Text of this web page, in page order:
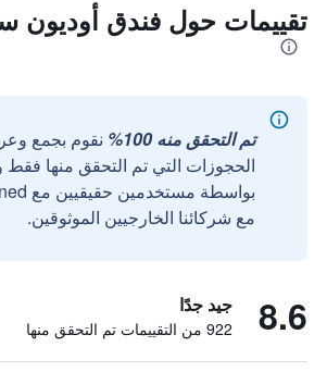
تقييمات حول فندق أوديون
تم التحقق منه 100%
نقوم بجمع
الحجوزات التي تم التحقق منها فقط
مع شركائنا الخارجيين الموثوقين.
8.6 جيد جدًا
922 من التقييمات تم التحقق منها